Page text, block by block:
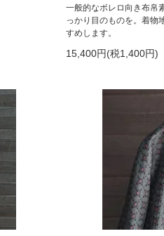
一般的なボレロ向き布帛
っかり目のものを。着物
すめします。
15,400円(税1,400円)